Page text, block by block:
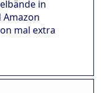
in
Amazon
mal extra